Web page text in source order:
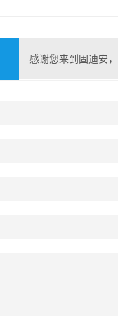
感谢您来到固迪安